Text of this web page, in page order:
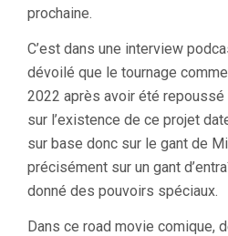
prochaine.
C’est dans une interview
dévoilé que le tournage
2022 après avoir été repoussé
sur l’existence de ce projet
sur base donc sur le gant de
précisément sur un gant
donné des pouvoirs spéciaux.
Dans ce road movie comique,